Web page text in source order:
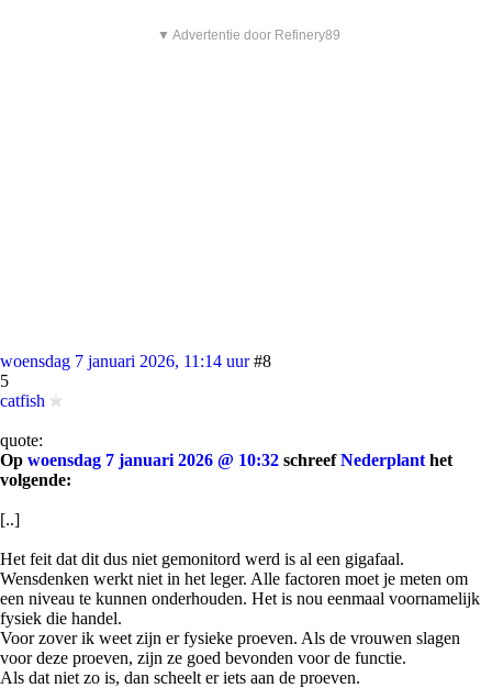
▼ Advertentie door Refinery89
woensdag 7 januari 2026, 11:14 uur #8
5
catfish
quote:
Op woensdag 7 januari 2026 @ 10:32 schreefNederplant het
volgende:
[..]
Het feit dat dit dus niet gemonitord werd is al een gigafaal.
Wensdenken werkt niet in het leger. Alle factoren moet je meten om
een niveau te kunnen onderhouden. Het is nou eenmaal voornamelijk
fysiek die handel.
Voor zover ik weet zijn er fysieke proeven. Als de vrouwen slagen
voor deze proeven, zijn ze goed bevonden voor de functie.
Als dat niet zo is, dan scheelt er iets aan de proeven.